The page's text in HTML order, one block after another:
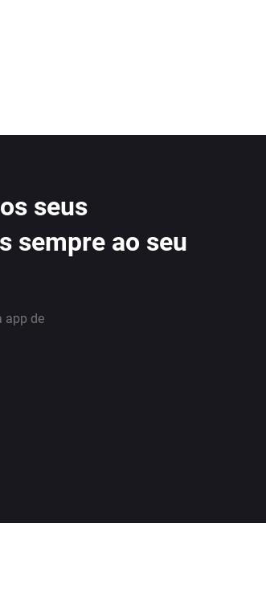
seus
sempre ao seu
app de